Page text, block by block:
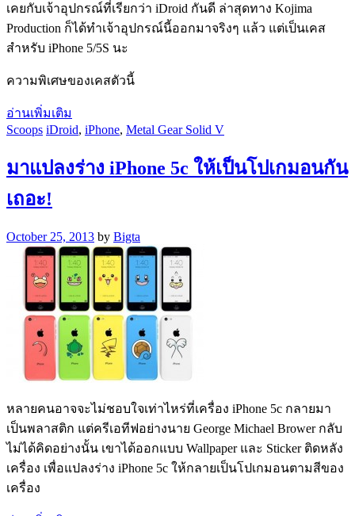
เคยกับเจ้าอุปกรณ์ที่เรียกว่า iDroid กันดี ล่าสุดทาง Kojima
Production ก็ได้ทำเจ้าอุปกรณ์นี้ออกมาจริงๆ แล้ว แต่เป็นเคส
สำหรับ iPhone 5/5S นะ
ความพิเศษของเคสตัวนี้
อ่านเพิ่มเติม
Scoops iDroid, iPhone, Metal Gear Solid V
มาแปลงร่าง iPhone 5c ให้เป็นโปเกมอนกัน
เถอะ!
October 25, 2013 by Bigta
หลายคนอาจจะไม่ชอบใจเท่าไหร่ที่เครื่อง iPhone 5c กลายมา
เป็นพลาสติก แต่ครีเอทีฟอย่างนาย George Michael Brower กลับ
ไม่ได้คิดอย่างนั้น เขาได้ออกแบบ Wallpaper และ Sticker ติดหลัง
เครื่อง เพื่อแปลงร่าง iPhone 5c ให้กลายเป็นโปเกมอนตามสีของ
เครื่อง